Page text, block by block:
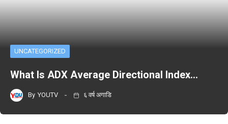
UNCATEGORIZED
What Is ADX Average Directional Index…
By YOUTV ६ वर्ष अगाडि